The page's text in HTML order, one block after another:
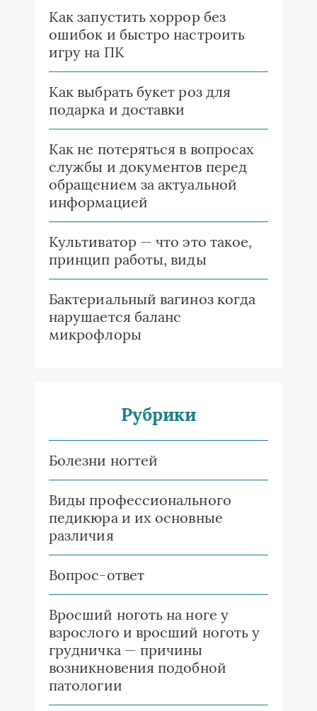
Как запустить хоррор без
ошибок и быстро настроить
игру на ПК
Как выбрать букет роз для
подарка и доставки
Как не потеряться в вопросах
службы и документов перед
обращением за актуальной
информацией
Культиватор — что это такое,
принцип работы, виды
Бактериальный вагиноз когда
нарушается баланс
микрофлоры
Рубрики
Болезни ногтей
Виды профессионального
педикюра и их основные
различия
Вопрос-ответ
Вросший ноготь на ноге у
взрослого и вросший ноготь у
грудничка — причины
возникновения подобной
патологии